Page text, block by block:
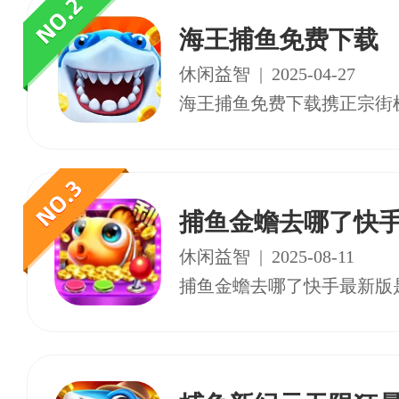
海王捕鱼免费下载
休闲益智 | 2025-04-27
捕鱼金蟾去哪了快
休闲益智 | 2025-08-11